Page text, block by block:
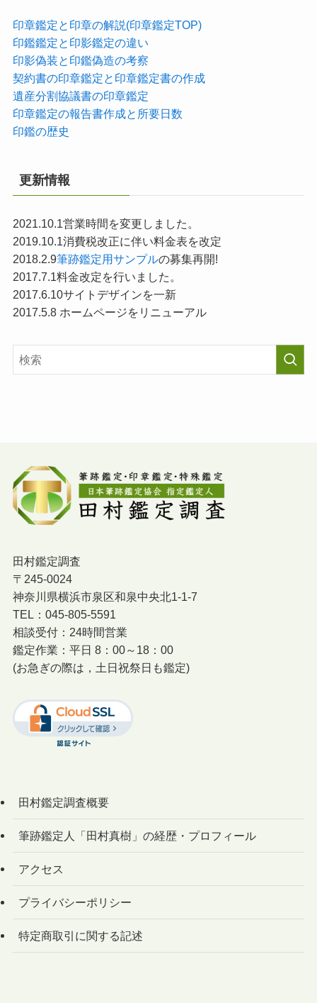
印章鑑定と印章の解説(印章鑑定TOP)
印鑑鑑定と印影鑑定の違い
印影偽装と印鑑偽造の考察
契約書の印章鑑定と印章鑑定書の作成
遺産分割協議書の印章鑑定
印章鑑定の報告書作成と所要日数
印鑑の歴史
更新情報
2021.10.1営業時間を変更しました。
2019.10.1消費税改正に伴い料金表を改定
2018.2.9筆跡鑑定用サンプルの募集再開!
2017.7.1料金改定を行いました。
2017.6.10サイトデザインを一新
2017.5.8 ホームページをリニューアル
田村鑑定調査
〒245-0024
神奈川県横浜市泉区和泉中央北1-1-7
TEL：045-805-5591
相談受付：24時間営業
鑑定作業：平日 8：00～18：00
(お急ぎの際は，土日祝祭日も鑑定)
田村鑑定調査概要
筆跡鑑定人「田村真樹」の経歴・プロフィール
アクセス
プライバシーポリシー
特定商取引に関する記述